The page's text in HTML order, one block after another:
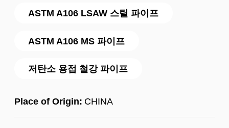
ASTM A106 LSAW 스틸 파이프
ASTM A106 MS 파이프
저탄소 용접 철강 파이프
Place of Origin: CHINA